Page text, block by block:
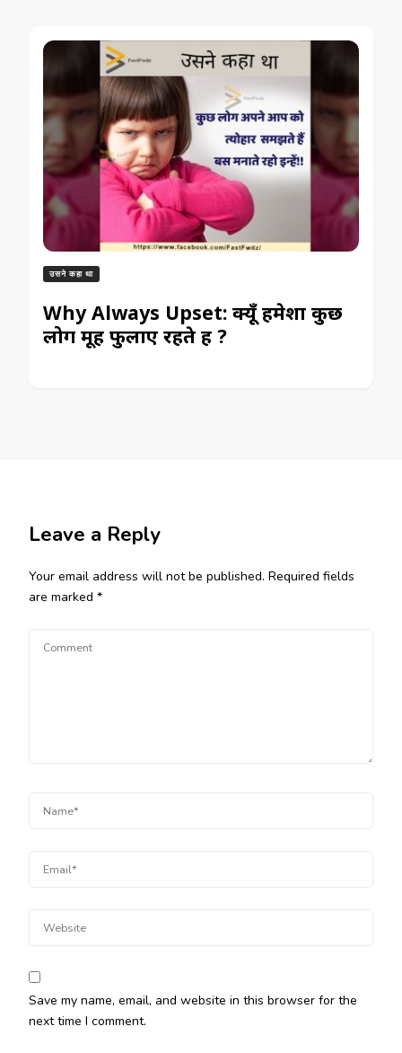
उसने कहा था
Why Always Upset: क्यूँ हमेशा कुछ
लोग मूह फुलाए रहते हैं ?
Leave a Reply
Your email address will not be published. Required fields
are marked *
Save my name, email, and website in this browser for the
next time I comment.